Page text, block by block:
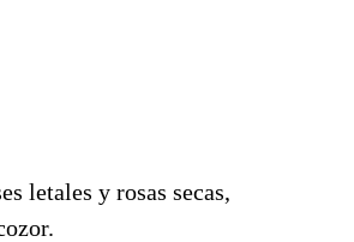
letales y rosas secas,